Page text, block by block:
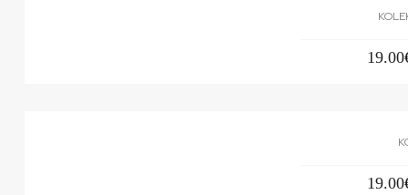
19.00
19.00